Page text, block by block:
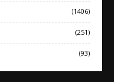
(1406)
(251)
(93)